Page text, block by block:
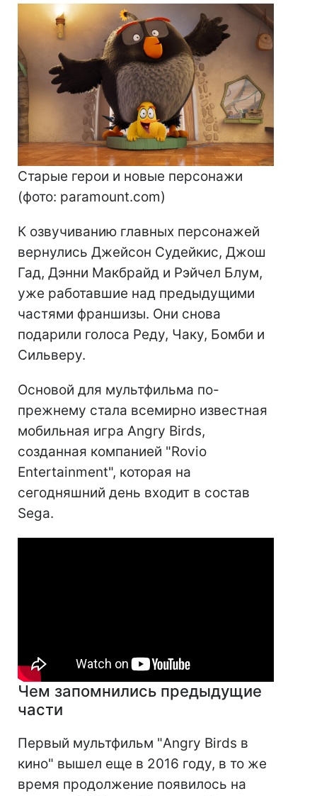
Старые герои и новые персонажи
(фото: paramount.com)
К озвучиванию главных персонажей
вернулись Джейсон Судейкис, Джош
Гад, Дэнни Макбрайд и Рэйчел Блум,
уже работавшие над предыдущими
частями франшизы. Они снова
подарили голоса Реду, Чаку, Бомби и
Сильверу.
Основой для мультфильма по-
прежнему стала всемирно известная
мобильная игра Angry Birds,
созданная компанией "Rovio
Entertainment", которая на
сегодняшний день входит в состав
Sega.
Чем запомнились предыдущие
части
Первый мультфильм "Angry Birds в
кино" вышел еще в 2016 году, в то же
время продолжение появилось на